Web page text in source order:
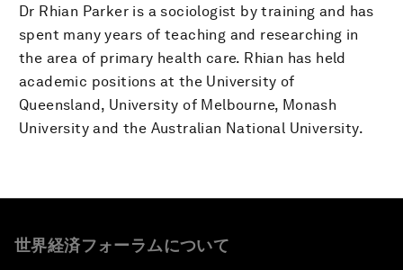
Dr Rhian Parker is a sociologist by training and has
spent many years of teaching and researching in
the area of primary health care. Rhian has held
academic positions at the University of
Queensland, University of Melbourne, Monash
University and the Australian National University.
世界経済フォーラムについて